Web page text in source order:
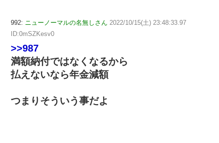
992: ニューノーマルの名無しさん 2022/10/15(土) 23:48:33.97
ID:0mSZKesv0
>>987
満額納付ではなくなるから
払えないなら年金減額
つまりそういう事だよ